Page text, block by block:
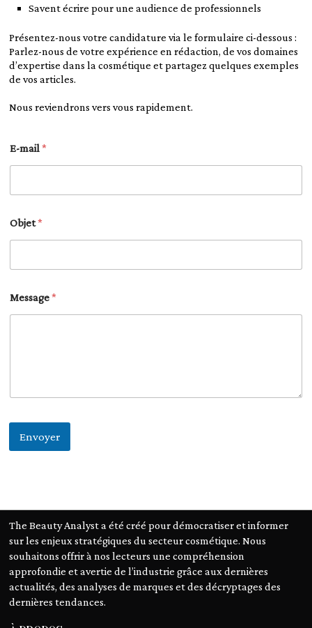
Savent écrire pour une audience de professionnels
Présentez-nous votre candidature via le formulaire ci-dessous :
Parlez-nous de votre expérience en rédaction, de vos domaines
d’expertise dans la cosmétique et partagez quelques exemples
de vos articles.
Nous reviendrons vers vous rapidement.
-
m
E
-
m
i
O
E-mail*
Objet*
Message*
Envoyer
The Beauty Analyst a été créé pour démocratiser et informer
sur les enjeux stratégiques du secteur cosmétique. Nous
souhaitons offrir à nos lecteurs une compréhension
approfondie et avertie de l’industrie grâce aux dernières
actualités, des analyses de marques et des décryptages des
dernières tendances.